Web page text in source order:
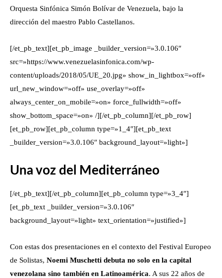
Orquesta Sinfónica Simón Bolívar de Venezuela, bajo la
dirección del maestro Pablo Castellanos.
[/et_pb_text][et_pb_image _builder_version=»3.0.106″
src=»https://www.venezuelasinfonica.com/wp-
content/uploads/2018/05/UE_20.jpg» show_in_lightbox=»off»
url_new_window=»off» use_overlay=»off»
always_center_on_mobile=»on» force_fullwidth=»off»
show_bottom_space=»on» /][/et_pb_column][/et_pb_row]
[et_pb_row][et_pb_column type=»1_4″][et_pb_text
_builder_version=»3.0.106″ background_layout=»light»]
Una voz del Mediterráneo
[/et_pb_text][/et_pb_column][et_pb_column type=»3_4″]
[et_pb_text _builder_version=»3.0.106″
background_layout=»light» text_orientation=»justified»]
Con estas dos presentaciones en el contexto del Festival Europeo
de Solistas, Noemi Muschetti debuta no solo en la capital
venezolana sino también en Latinoamérica. A sus 22 años de